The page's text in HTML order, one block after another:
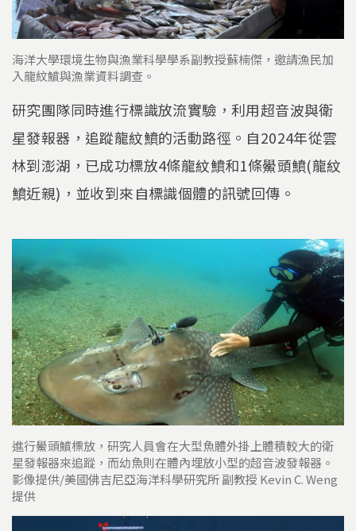
海洋大學環境生物與漁業科學學系副教授蘇楠傑，邀請漁民加
入龍紋鱝與漁業資料調查。
研究團隊同時進行標識放流實驗，利用超音波與衛
星發報器，追蹤龍紋鱝的活動路徑。自2024年從雲
林到澎湖，已成功標放4條龍紋鱝和1條鱟頭鱝(龍紋
鱝近親)，並收到來自標識個體的訊號回傳。
進行鱟頭鱝標放，研究人員會在大型魚體外掛上體積較大的衛
星發報器來追蹤，而幼魚則在體內埋放小型的超音波發報器。
影像提供/美國佛吉尼亞海洋科學研究所 副教授 Kevin C. Weng
提供